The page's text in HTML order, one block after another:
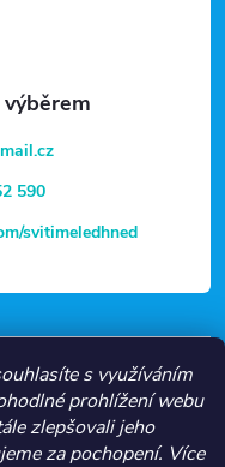
s využíváním
prohlížení webu
zlepšovali jeho
za pochopení. Více
590
svitimeledhned